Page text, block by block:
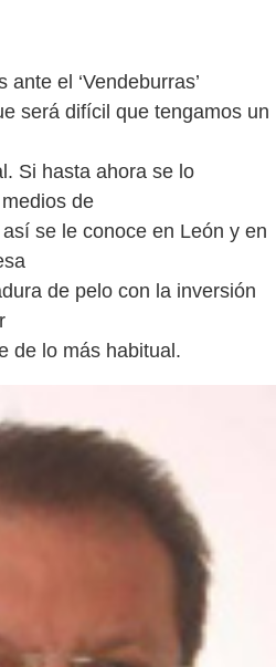
el ‘Vendeburras’
será difícil que tengamos un
Si hasta ahora se lo
de
se le conoce en León y en
de pelo con la inversión